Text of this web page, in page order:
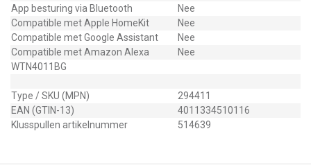
App besturing via Bluetooth
Nee
Compatible met Apple HomeKit
Nee
Compatible met Google Assistant
Nee
Compatible met Amazon Alexa
Nee
WTN4011BG
Type / SKU (MPN)
294411
EAN (GTIN-13)
4011334510116
Klusspullen artikelnummer
514639